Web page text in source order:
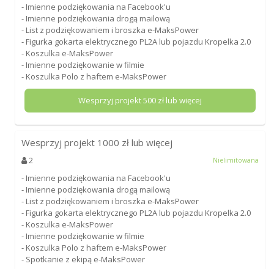
- Imienne podziękowania na Facebook'u
- Imienne podziękowania drogą mailową
- List z podziękowaniem i broszka e-MaksPower
- Figurka gokarta elektrycznego PL2A lub pojazdu Kropelka 2.0
- Koszulka e-MaksPower
- Imienne podziękowanie w filmie
- Koszulka Polo z haftem e-MaksPower
Wesprzyj projekt500zł lub więcej
Wesprzyj projekt 1000 zł lub więcej
2 Nielimitowana
- Imienne podziękowania na Facebook'u
- Imienne podziękowania drogą mailową
- List z podziękowaniem i broszka e-MaksPower
- Figurka gokarta elektrycznego PL2A lub pojazdu Kropelka 2.0
- Koszulka e-MaksPower
- Imienne podziękowanie w filmie
- Koszulka Polo z haftem e-MaksPower
- Spotkanie z ekipą e-MaksPower